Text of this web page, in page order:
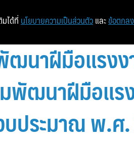
นาฝีมือแรง
พัฒนาฝีมือแร
บประมาณ พ.ศ
มได้ที่ นโยบายความเป็นส่วนตัว และ ข้อตกล